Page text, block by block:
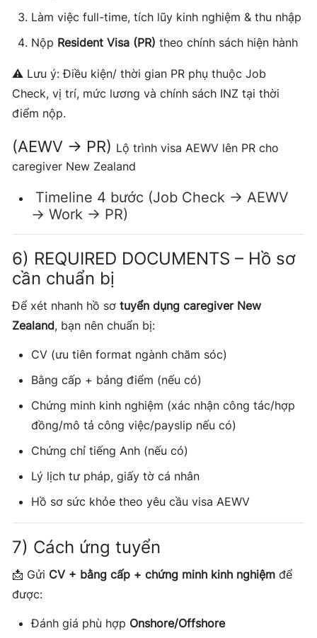
Làm việc full-time, tích lũy kinh nghiệm & thu nhập
Nộp Resident Visa (PR) theo chính sách hiện hành
⚠️ Lưu ý: Điều kiện/ thời gian PR phụ thuộc Job
Check, vị trí, mức lương và chính sách INZ tại thời
điểm nộp.
(AEWV → PR) Lộ trình visa AEWV lên PR cho
caregiver New Zealand
Timeline 4 bước (Job Check → AEWV
→ Work → PR)
6) REQUIRED DOCUMENTS – Hồ sơ
cần chuẩn bị
Để xét nhanh hồ sơtuyển dụng caregiver New
Zealand, bạn nên chuẩn bị:
CV (ưu tiên format ngành chăm sóc)
Bằng cấp + bảng điểm (nếu có)
Chứng minh kinh nghiệm (xác nhận công tác/hợp
đồng/mô tả công việc/payslip nếu có)
Chứng chỉ tiếng Anh (nếu có)
Lý lịch tư pháp, giấy tờ cá nhân
Hồ sơ sức khỏe theo yêu cầu visa AEWV
7) Cách ứng tuyển
📩 Gửi CV + bằng cấp + chứng minh kinh nghiệm để
được:
Đánh giá phù hợp Onshore/Offshore